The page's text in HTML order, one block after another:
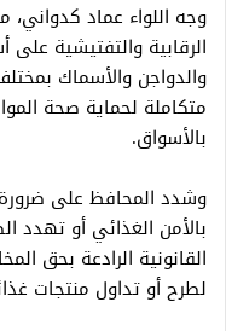
وجه اللواء عماد كدواني،
الرقابية والتفتيشية
والدواجن والأسماك
متكاملة لحماية صحة
بالأسواق.
وشدد المحافظ على
بالأمن الغذائي أو تهدد
القانونية الرادعة بحق
لطرح أو تداول منتجات